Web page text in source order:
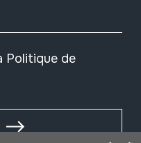
Politique de